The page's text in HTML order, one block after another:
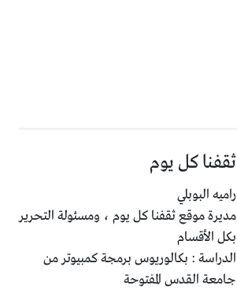
ثقفنا كل يوم
راميه البوبلي
مديرة موقع ثقفنا كل يوم ، ومسئولة التحرير
بكل الأقسام
الدراسة : بكالوريوس برمجة كمبيوتر من
جامعة القدس المفتوحة